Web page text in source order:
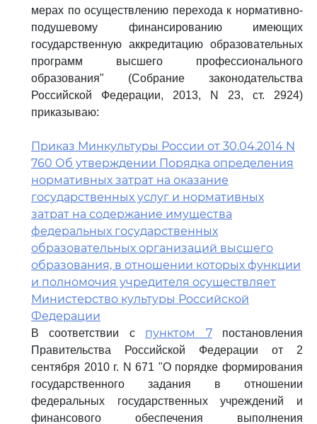
мерах по осуществлению перехода к нормативно-
подушевому финансированию имеющих
государственную аккредитацию образовательных
программ высшего профессионального
образования" (Собрание законодательства
Российской Федерации, 2013, N 23, ст. 2924)
приказываю:
Приказ Минкультуры России от 30.04.2014 N
760 Об утверждении Порядка определения
нормативных затрат на оказание
государственных услуг и нормативных
затрат на содержание имущества
федеральных государственных
образовательных организаций высшего
образования, в отношении которых функции
и полномочия учредителя осуществляет
Министерство культуры Российской
Федерации
В соответствии с пунктом 7постановления
Правительства Российской Федерации от 2
сентября 2010 г. N 671 "О порядке формирования
государственного задания в отношении
федеральных государственных учреждений и
финансового обеспечения выполнения